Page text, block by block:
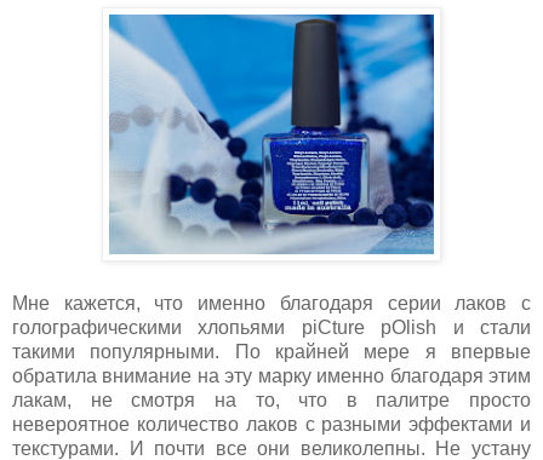
Мне кажется, что именно благодаря серии лаков с
голографическими хлопьями piCture pOlish и стали
такими популярными. По крайней мере я впервые
обратила внимание на эту марку именно благодаря этим
лакам, не смотря на то, что в палитре просто
невероятное количество лаков с разными эффектами и
текстурами. И почти все они великолепны. Не устану